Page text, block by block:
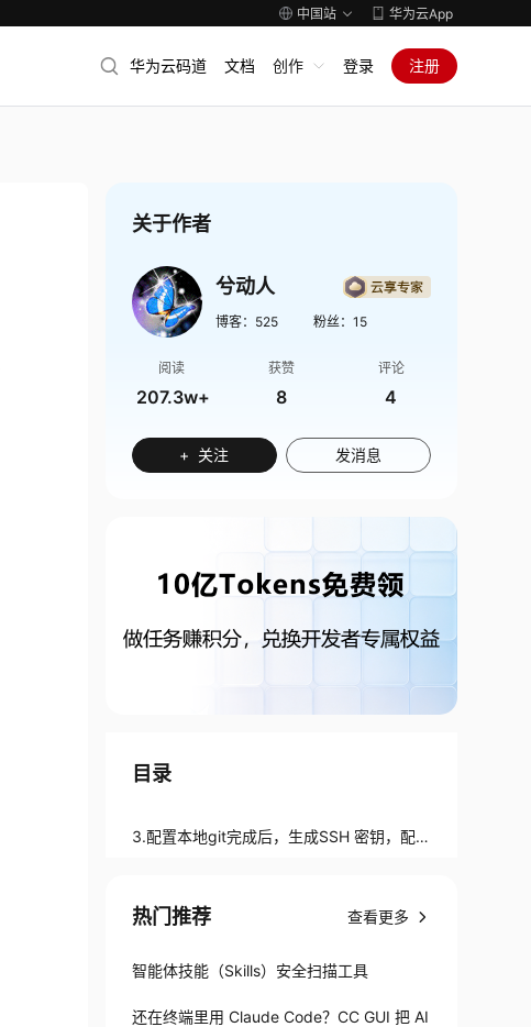
中国站 华为云App
华为云码道 文档 创作 登录 注册
关于作者
兮动人
博客： 525 粉丝： 15
阅读
207.3w+
获赞
8
评论
4
+ 关注 发消息
目录
3.配置本地git完成后，生成SSH 密钥，配置
热门推荐 查看更多
智能体技能（Skills）安全扫描工具
还在终端里用 Claude Code？CC GUI 把 AI